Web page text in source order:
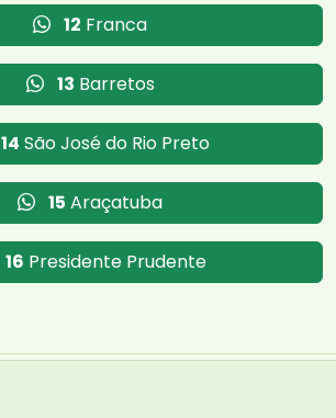
12 Franca
13 Barretos
14 São José do Rio Preto
15 Araçatuba
16 Presidente Prudente